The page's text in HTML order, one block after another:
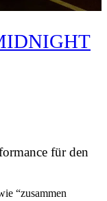
für den
“zusammen